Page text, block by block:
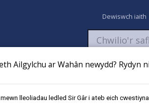
Ailgylchu ar Wahân newydd? Rydyn
lleoliadau ledled Sir Gâr i ateb eich
Dewiswch iaith
Nghyfrifon Talu Cyflwyno cais